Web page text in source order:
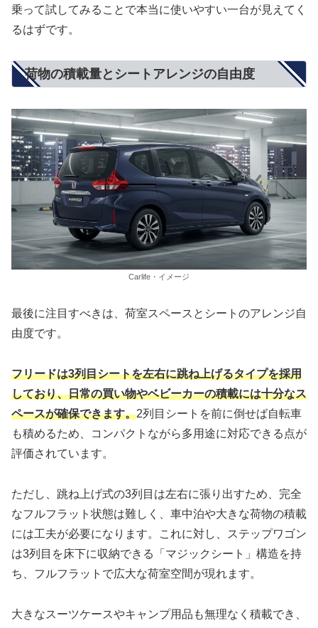
乗って試してみることで本当に使いやすい一台が見えてく
るはずです。
荷物の積載量とシートアレンジの自由度
Carlife・イメージ
最後に注目すべきは、荷室スペースとシートのアレンジ自
由度です。
フリードは3列目シートを左右に跳ね上げるタイプを採用
しており、日常の買い物やベビーカーの積載には十分なス
ペースが確保できます。2列目シートを前に倒せば自転車
も積めるため、コンパクトながら多用途に対応できる点が
評価されています。
ただし、跳ね上げ式の3列目は左右に張り出すため、完全
なフルフラット状態は難しく、車中泊や大きな荷物の積載
には工夫が必要になります。これに対し、ステップワゴン
は3列目を床下に収納できる「マジックシート」構造を持
ち、フルフラットで広大な荷室空間が現れます。
大きなスーツケースやキャンプ用品も無理なく積載でき、